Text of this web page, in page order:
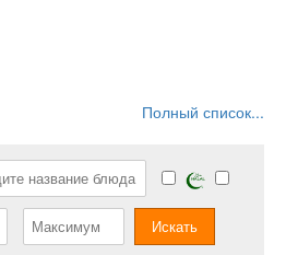
Полный список...